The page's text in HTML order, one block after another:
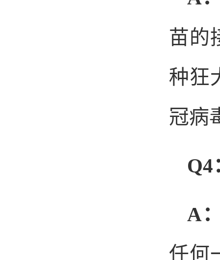
苗的
种狂
冠病
Q4
A
任何